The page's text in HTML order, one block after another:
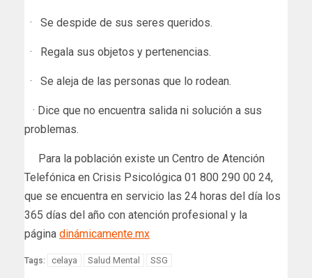
· Se despide de sus seres queridos.
· Regala sus objetos y pertenencias.
· Se aleja de las personas que lo rodean.
· Dice que no encuentra salida ni solución a sus
problemas.
Para la población existe un Centro de Atención
Telefónica en Crisis Psicológica 01 800 290 00 24,
que se encuentra en servicio las 24 horas del día los
365 días del año con atención profesional y la
página dinámicamente.mx
Tags: celaya Salud Mental SSG